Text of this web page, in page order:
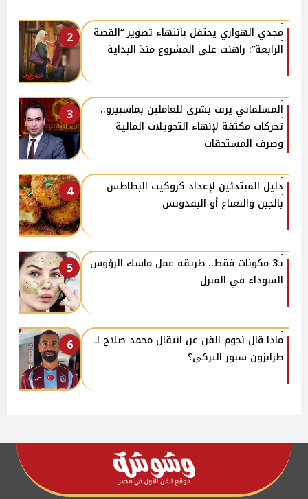
2
مجدي الهواري يحتفل بانتهاء تصوير “القصة
الرابعة”: راهنت على المشروع منذ البداية
3
المسلماني يزف بشرى للعاملين بماسبيرو..
تحركات مكثفة لإنهاء التحويلات المالية
وصرف المستحقات
4
دليل المبتدئين لإعداد كروكيت البطاطس
بالجبن والنعناع أو البقدونس
5
بـ3 مكونات فقط.. طريقة عمل ماسك الرؤوس
السوداء في المنزل
6
ماذا قال نجوم الفن عن انتقال محمد صلاح لـ
طرابزون سبور التركي؟